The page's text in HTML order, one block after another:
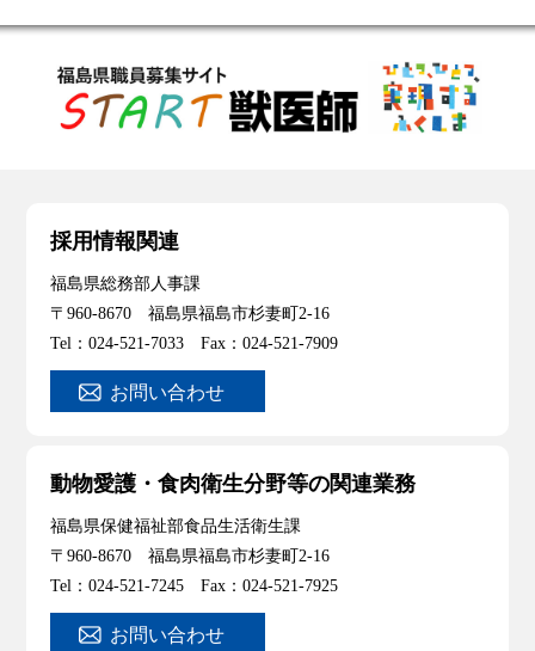
採用情報関連
福島県総務部人事課
〒960-8670 福島県福島市杉妻町2-16
Tel：024-521-7033 Fax：024-521-7909
お問い合わせ
動物愛護・食肉衛生分野等の関連業務
福島県保健福祉部食品生活衛生課
〒960-8670 福島県福島市杉妻町2-16
Tel：024-521-7245 Fax：024-521-7925
お問い合わせ